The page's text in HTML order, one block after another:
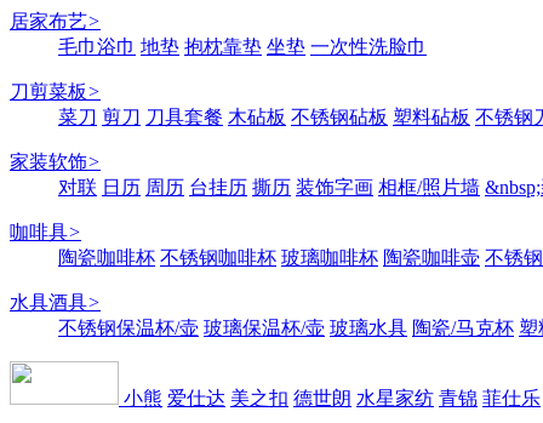
居家布艺>
毛巾浴巾 地垫 抱枕靠垫 坐垫 一次性洗脸巾
刀剪菜板>
菜刀 剪刀 刀具套餐 木砧板 不锈钢砧板 塑料砧板 不锈钢
家装软饰>
对联 日历 周历 台挂历 撕历 装饰字画 相框/照片墙
咖啡具>
陶瓷咖啡杯 不锈钢咖啡杯 玻璃咖啡杯 陶瓷咖啡壶 不锈
水具酒具>
不锈钢保温杯/壶 玻璃保温杯/壶 玻璃水具 陶瓷/马克杯 塑
小熊 爱仕达 美之扣 德世朗 水星家纺 青锦 菲仕乐